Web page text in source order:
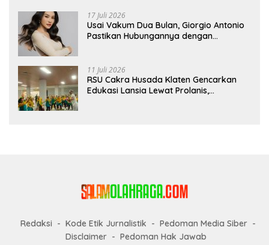
17 Juli 2026
Usai Vakum Dua Bulan, Giorgio Antonio
Pastikan Hubungannya dengan
11 Juli 2026
RSU Cakra Husada Klaten Gencarkan
Edukasi Lansia Lewat Prolanis,
Redaksi Kode Etik Jurnalistik
Pedoman Media Siber
Disclaimer
Pedoman Hak Jawab